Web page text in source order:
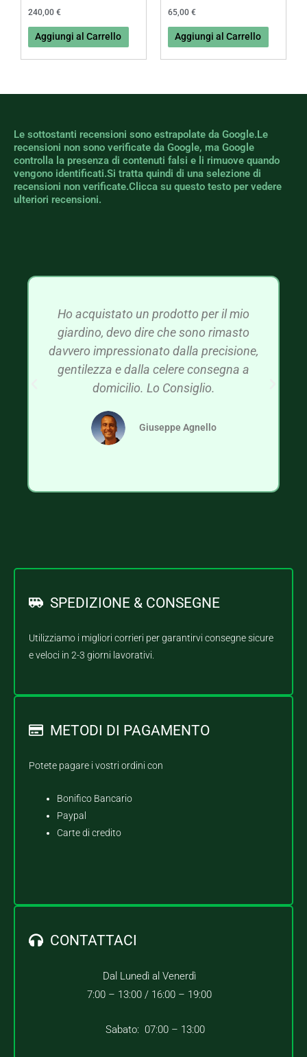
240,00 €
Aggiungi al Carrello
65,00 €
Aggiungi al Carrello
Le sottostanti recensioni sono estrapolate da Google.Le
recensioni non sono verificate da Google, ma Google
controlla la presenza di contenuti falsi e li rimuove quando
vengono identificati.Si tratta quindi di una selezione di
recensioni non verificate.Clicca su questo testo per vedere
ulteriori recensioni.
Ho acquistato un prodotto per il mio
giardino, devo dire che sono rimasto
davvero impressionato dalla precisione,
gentilezza e dalla celere consegna a
domicilio. Lo Consiglio.
Giuseppe Agnello
SPEDIZIONE & CONSEGNE
Utilizziamo i migliori corrieri per garantirvi consegne sicure
e veloci in 2-3 giorni lavorativi.
METODI DI PAGAMENTO
Potete pagare i vostri ordini con
Bonifico Bancario
Paypal
Carte di credito
CONTATTACI
Dal Lunedì al Venerdì
7:00 – 13:00 / 16:00 – 19:00
Sabato: 07:00 – 13:00